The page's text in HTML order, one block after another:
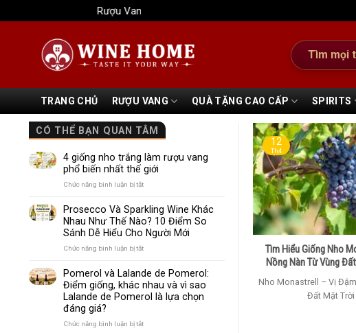
qua
Rượu Vang Wine Home
Tìm
kiếm:
TRANG CHỦ RƯỢU VANG QUÀ TẶNG CAO CẤP SPIRITS
CÓ THỂ BẠN QUAN TÂM
4 giống nho trắng làm rượu vang
phổ biến nhất thế giới
Chức năng bình luận bị tắtở
giống
nho
trắng
làm
biến
nhất
thế
Prosecco Và Sparkling Wine Khác
Nhau Như Thế Nào? 10 Điểm So
Sánh Dễ Hiểu Cho Người Mới
Chức năng bình luận bị tắtở
Và
Sparkling
Wine
Khác
Pomerol và Lalande de Pomerol:
Điểm giống, khác nhau và vì sao
Lalande de Pomerol là lựa chọn
đáng giá?
Chức năng bình luận bị tắtở
Tìm Hiểu Giống Nho
Nồng Nàn Từ Vùng
Nho Monastrell – Vị
Đất Mặt Trời
12
Th4